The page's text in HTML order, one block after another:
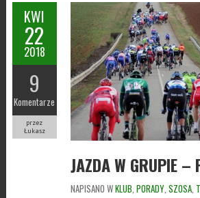
KWI
22
2018
9
Komentarze
przez
Łukasz
JAZDA W GRUPIE –
NAPISANO WKLUB, PORADY, SZOSA,